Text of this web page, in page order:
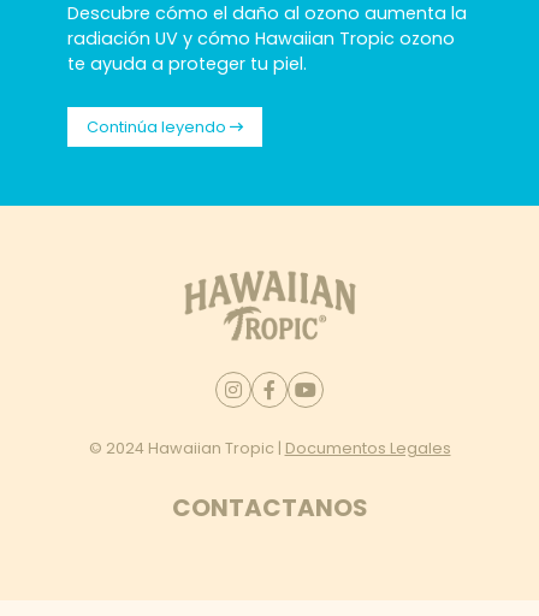
Descubre cómo el daño al ozono aumenta la
radiación UV y cómo Hawaiian Tropic ozono
te ayuda a proteger tu piel.
Continúa leyendo
© 2024 Hawaiian Tropic | Documentos Legales
CONTACTANOS